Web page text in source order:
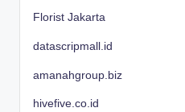
Florist Jakarta
datascripmall.id
amanahgroup.biz
hivefive.co.id